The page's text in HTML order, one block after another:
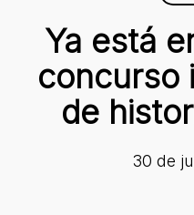
Ya está
concurso
de
30 de